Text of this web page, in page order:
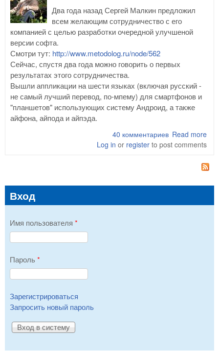
Два года назад Сергей Малкин предложил
всем желающим сотрудничество с его
компанией с целью разработки очередной улучшеной
версии софта.
Смотри тут: http://www.metodolog.ru/node/562
Сейчас, спустя два года можно говорить о первых
результатах этого сотрудничества.
Вышли аппликации на шести языках (включая русский -
не самый лучший перевод, по-мпему) для смартфонов и
"планшетов" использующих систему Андроид, а также
айфона, айпода и айпэда.
Read more
40 комментариев
Log in or register to post comments
Вход
Имя пользователя *
Пароль *
Зарегистрироваться
Запросить новый пароль